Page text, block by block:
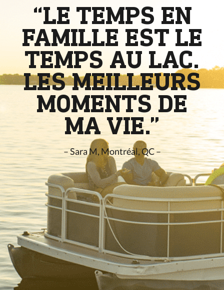
“LE TEMPS EN
FAMILLE EST LE
TEMPS AU LAC.
LES MEILLEURS
MOMENTS DE
MA VIE.”
– Sara M, Montréal, QC –